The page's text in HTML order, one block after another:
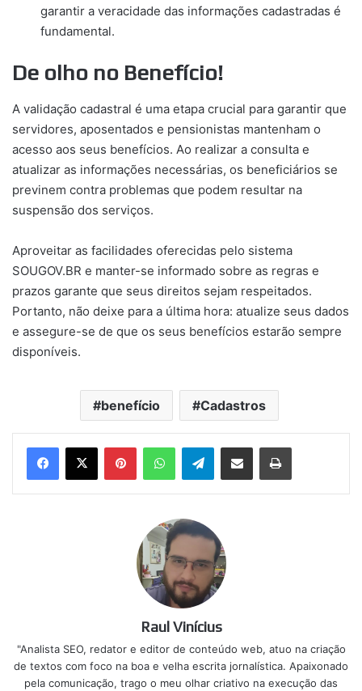
garantir a veracidade das informações cadastradas é
fundamental.
De olho no Benefício!
A validação cadastral é uma etapa crucial para garantir que
servidores, aposentados e pensionistas mantenham o
acesso aos seus benefícios. Ao realizar a consulta e
atualizar as informações necessárias, os beneficiários se
previnem contra problemas que podem resultar na
suspensão dos serviços.
Aproveitar as facilidades oferecidas pelo sistema
SOUGOV.BR e manter-se informado sobre as regras e
prazos garante que seus direitos sejam respeitados.
Portanto, não deixe para a última hora: atualize seus dados
e assegure-se de que os seus benefícios estarão sempre
disponíveis.
benefício Cadastros
PinterestWhatsAppTelegramCompartilhar via e-mail Imprimir
Raul Vinícius
"Analista SEO, redator e editor de conteúdo web, atuo na criação
de textos com foco na boa e velha escrita jornalística. Apaixonado
pela comunicação, trago o meu olhar criativo na execução das